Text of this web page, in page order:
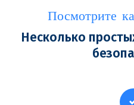
Посмотрите
Несколько